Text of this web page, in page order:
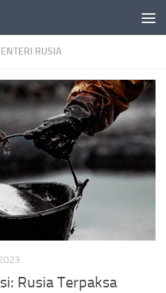
RUSIA
Rusia Terpaksa